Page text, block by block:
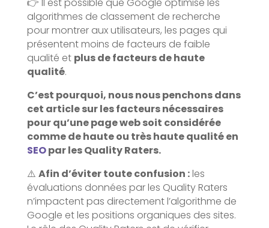
👉 Il est possible que Google optimise les
algorithmes de classement de recherche
pour montrer aux utilisateurs, les pages qui
présentent moins de facteurs de faible
qualité et plus de facteurs de haute
qualité.
C’est pourquoi, nous nous penchons dans
cet article sur les facteurs nécessaires
pour qu’une page web soit considérée
comme de haute ou très haute qualité en
SEOpar les Quality Raters.
⚠️ Afin d’éviter toute confusion :les
évaluations données par les Quality Raters
n’impactent pas directement l’algorithme de
Google et les positions organiques des sites.